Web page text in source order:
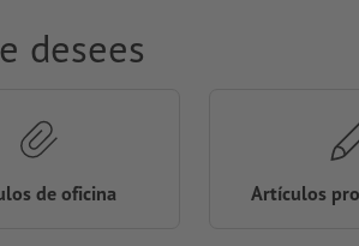
desees
de oficina Artículos